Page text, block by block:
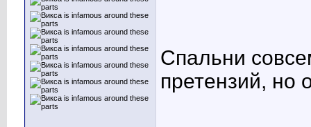
Спальни
претензий, но